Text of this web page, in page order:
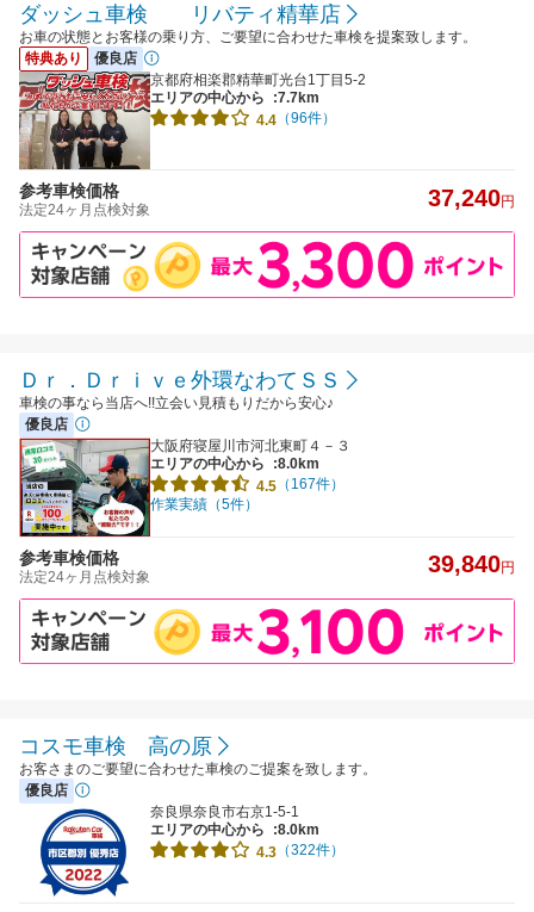
ダッシュ車検 リバティ精華店
お車の状態とお客様の乗り方、ご要望に合わせた車検を提案致します。
特典あり
優良店
京都府相楽郡精華町光台1丁目5-2
エリアの中心から
:7.7km
4.4 （96件）
参考車検価格
法定24ヶ月点検対象 37,240円
Ｄｒ．Ｄｒｉｖｅ外環なわてＳＳ
車検の事なら当店へ!!立会い見積もりだから安心♪
優良店
大阪府寝屋川市河北東町４－３
エリアの中心から
:8.0km
4.5 （167件）
作業実績（5件）
参考車検価格
法定24ヶ月点検対象 39,840円
コスモ車検 高の原
お客さまのご要望に合わせた車検のご提案を致します。
優良店
奈良県奈良市右京1-5-1
エリアの中心から
:8.0km
4.3 （322件）